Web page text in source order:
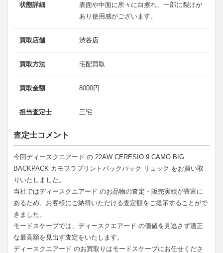
状態詳細
表面や中面に所々に白擦れ、一部に裂けが
あり使用感がございます。
買取店舗 渋谷店
買取方法 宅配買取
買取金額 8000円
担当査定士 三宅
査定士コメント
今回ディースクエアード の 22AW CERESIO 9 CAMO BIG
BACKPACK カモフラプリントバックパック リュック をお買い取
りいたしました。
当社ではディースクエアード のお品物の査定・販売実績が豊富に
あるため、お客様にご納得いただける査定額をご提示することがで
きました。
モードスケープでは、ディースクエアード の価値を見逃さず適正
な最高額を見出す査定をいたします。
ディースクエアード のお買取りはモードスケープにお任せくださ